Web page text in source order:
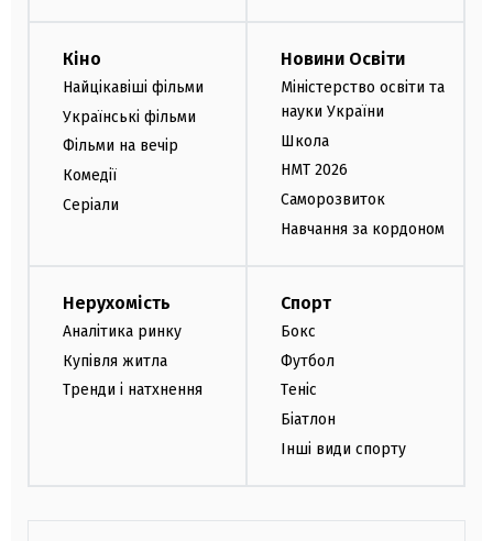
Кіно
Найцікавіші фільми
Українські фільми
Фільми на вечір
Комедії
Серіали
Новини Освіти
Міністерство освіти та
науки України
Школа
НМТ 2026
Саморозвиток
Навчання за кордоном
Нерухомість
Аналітика ринку
Купівля житла
Тренди і натхнення
Спорт
Бокс
Футбол
Теніс
Біатлон
Інші види спорту